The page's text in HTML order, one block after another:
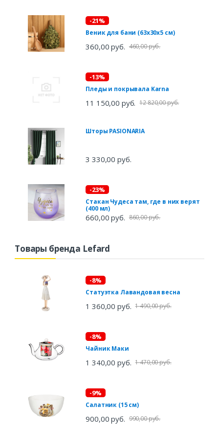
-21%
Веник для бани (63х30х5 см)
360,00 руб. 460,00 руб.
-13%
Пледы и покрывала Karna
11 150,00 руб. 12 820,00 руб.
Шторы PASIONARIA
3 330,00 руб.
-23%
Стакан Чудеса там, где в них верят
(400 мл)
660,00 руб. 860,00 руб.
Товары бренда Lefard
-8%
Статуэтка Лавандовая весна
1 360,00 руб. 1 490,00 руб.
-8%
Чайник Маки
1 340,00 руб. 1 470,00 руб.
-9%
Салатник (15 см)
900,00 руб. 990,00 руб.